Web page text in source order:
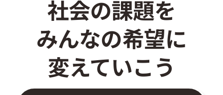
社会の課題を
みんなの希望に
変えていこう